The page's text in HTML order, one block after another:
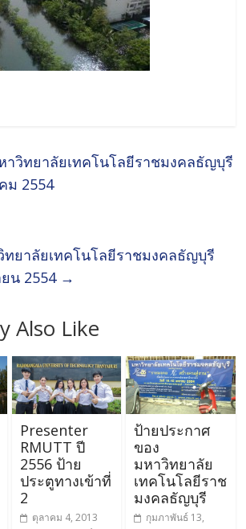
วิทยาลัยเทคโนโลยีราชมงคลธัญบุรี
ม 2554
ยาลัยเทคโนโลยีราชมงคลธัญบุรี
น 2554 →
Also Like
Presenter
RMUTT ปี
2556 ป้าย
ประตูทางเข้าที่
2
ตุลาคม 4, 2013
ป้ายประกาศ
ของ
มหาวิทยาลัย
เทคโนโลยีราช
มงคลธัญบุรี
กุมภาพันธ์ 13,